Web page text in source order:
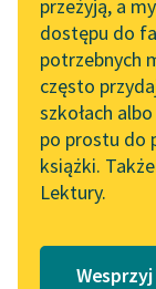
Wolne Lektury na
Pol’and’Rock
„Kochanek Lady
Chatterley” do
na Wolnych
Nowy audiobook –
„Marzenie o
przeżyją, a
dostępu do
potrzebnych
często
szkołach
po prostu do
książki.
Lektury.